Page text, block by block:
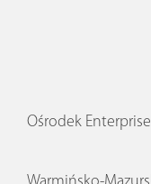
Ośrodek